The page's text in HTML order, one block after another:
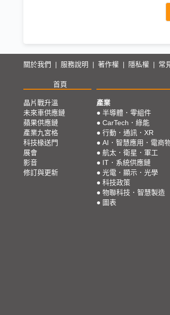
關於我們 | 服務說明 | 著作權 | 隱私權 | 常
首頁
晶片戰升溫
未來車供應鏈
蘋果供應鏈
產業九宮格
科技椽送門
展會
影音
修訂與更新
產業
● 半導體．零組件
● CarTech．綠能
● 行動．通訊．XR
● AI．智慧應用．電商
● 航太．衛星．軍工
● IT．系統供應鏈
● 光電．顯示．光學
● 科技政策
● 物聯科技．智慧製造
● 圖表